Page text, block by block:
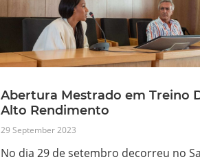
Abertura Mestrado em Treino
Alto Rendimento
29 September 2023
No dia 29 de setembro decorreu no